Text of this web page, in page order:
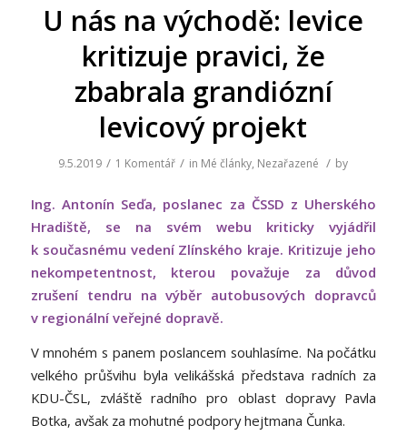
U nás na východě: levice
kritizuje pravici, že
zbabrala grandiózní
levicový projekt
9.5.2019 / 1 Komentář / in Mé články, Nezařazené / by
Ing. Antonín Seďa, poslanec za ČSSD z Uherského
Hradiště, se na svém webu kriticky vyjádřil
k současnému vedení Zlínského kraje. Kritizuje jeho
nekompetentnost, kterou považuje za důvod
zrušení tendru na výběr autobusových dopravců
v regionální veřejné dopravě.
V mnohém s panem poslancem souhlasíme. Na počátku
velkého průšvihu byla velikášská představa radních za
KDU-ČSL, zvláště radního pro oblast dopravy Pavla
Botka, avšak za mohutné podpory hejtmana Čunka.